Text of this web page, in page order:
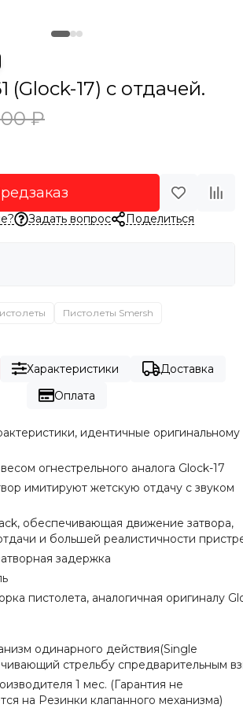
(Glock-17) с отдачей.
₽
Задать вопрос Поделиться
Пистолеты Smersh
Характеристики
Доставка
Оплата
, идентичные оригинальному
весом огнестрельного аналога Glock-17
имитируют жетскую отдачу с звуком
, обеспечивающая движение затвора,
и большей реалистичности при
задержка
пистолета, аналогичная оригиналу
одинарного действия(Single
стрельбу спредварительным
1 мес. (Гарантия не
на Резинки клапанного механизма)